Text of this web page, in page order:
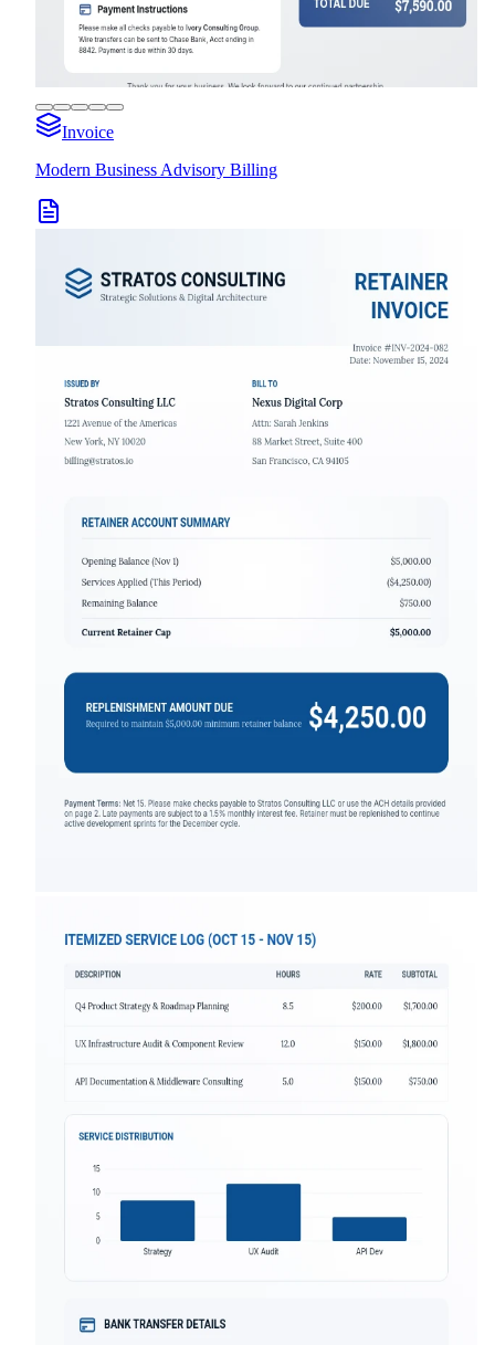
Invoice
Modern Business Advisory Billing